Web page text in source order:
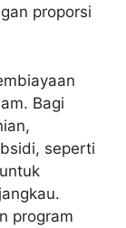
proporsi
Bagi
seperti
untuk
program